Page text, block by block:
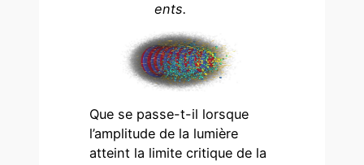
ents.
Que se passe-t-il lorsque
l’amplitude de la lumière
atteint la limite critique de la